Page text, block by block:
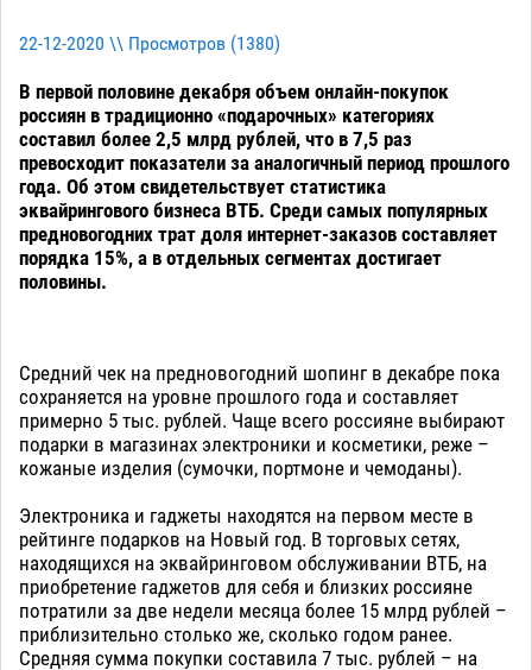
22-12-2020 \\ Просмотров (1380)
В первой половине декабря объем онлайн-покупок
россиян в традиционно «подарочных» категориях
составил более 2,5 млрд рублей, что в 7,5 раз
превосходит показатели за аналогичный период прошлого
года. Об этом свидетельствует статистика
эквайрингового бизнеса ВТБ. Среди самых популярных
предновогодних трат доля интернет-заказов составляет
порядка 15%, а в отдельных сегментах достигает
половины.
Средний чек на предновогодний шопинг в декабре пока
сохраняется на уровне прошлого года и составляет
примерно 5 тыс. рублей. Чаще всего россияне выбирают
подарки в магазинах электроники и косметики, реже –
кожаные изделия (сумочки, портмоне и чемоданы).
Электроника и гаджеты находятся на первом месте в
рейтинге подарков на Новый год. В торговых сетях,
находящихся на эквайринговом обслуживании ВТБ, на
приобретение гаджетов для себя и близких россияне
потратили за две недели месяца более 15 млрд рублей –
приблизительно столько же, сколько годом ранее.
Средняя сумма покупки составила 7 тыс. рублей – на